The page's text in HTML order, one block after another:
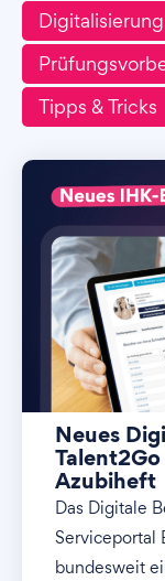
Digitalisierung
Tipps & Tricks
Neues
Azubiheft
Das Digitale
Serviceportal
bundesweit